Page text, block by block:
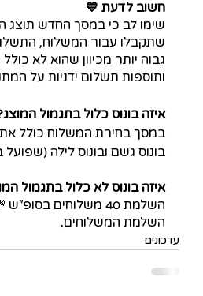
חשוב לדעת 💙
שימו לב כי במסך החדש תוצג
שתקבלו עבור המשלוח,
גבוה יותר מכיוון שהוא לא
ותוספות תשלום ידניות על
איזה בונוס כלול בתגמול
במסך בחירת המשלוח כולל את
בונוס גשם ובונוס לילה (שפועל
איזה בונוס לא כלול בתגמול
השלמת 40 משלוחים
השלמת המשלוחים.
עדכונים